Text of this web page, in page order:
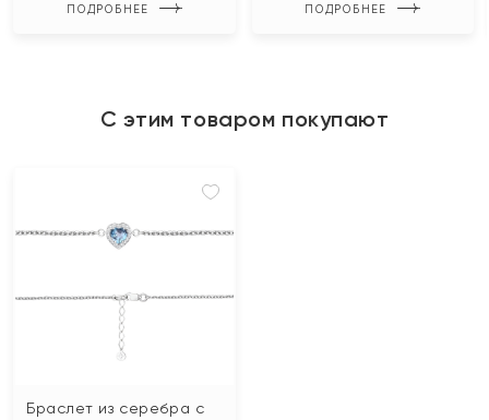
ПОДРОБНЕЕ ПОДРОБНЕЕ
С этим товаром покупают
Браслет из серебра с